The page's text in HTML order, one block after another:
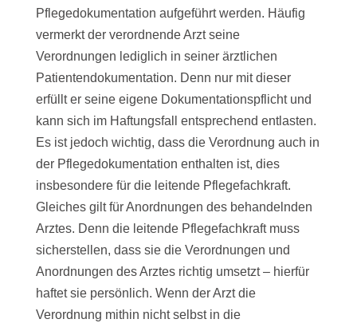
Pflegedokumentation aufgeführt werden. Häufig
vermerkt der verordnende Arzt seine
Verordnungen lediglich in seiner ärztlichen
Patientendokumentation. Denn nur mit dieser
erfüllt er seine eigene Dokumentationspflicht und
kann sich im Haftungsfall entsprechend entlasten.
Es ist jedoch wichtig, dass die Verordnung auch in
der Pflegedokumentation enthalten ist, dies
insbesondere für die leitende Pflegefachkraft.
Gleiches gilt für Anordnungen des behandelnden
Arztes. Denn die leitende Pflegefachkraft muss
sicherstellen, dass sie die Verordnungen und
Anordnungen des Arztes richtig umsetzt – hierfür
haftet sie persönlich. Wenn der Arzt die
Verordnung mithin nicht selbst in die